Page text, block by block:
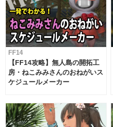
FF14
【FF14攻略】無人島の開拓工
房・ねこみみさんのおねがいス
ケジュールメーカー